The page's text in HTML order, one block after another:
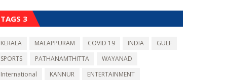
TAGS 3
KERALA MALAPPURAM COVID 19 INDIA
GULF
SPORTS
PATHANAMTHITTA
WAYANAD
International
KANNUR
ENTERTAINMENT